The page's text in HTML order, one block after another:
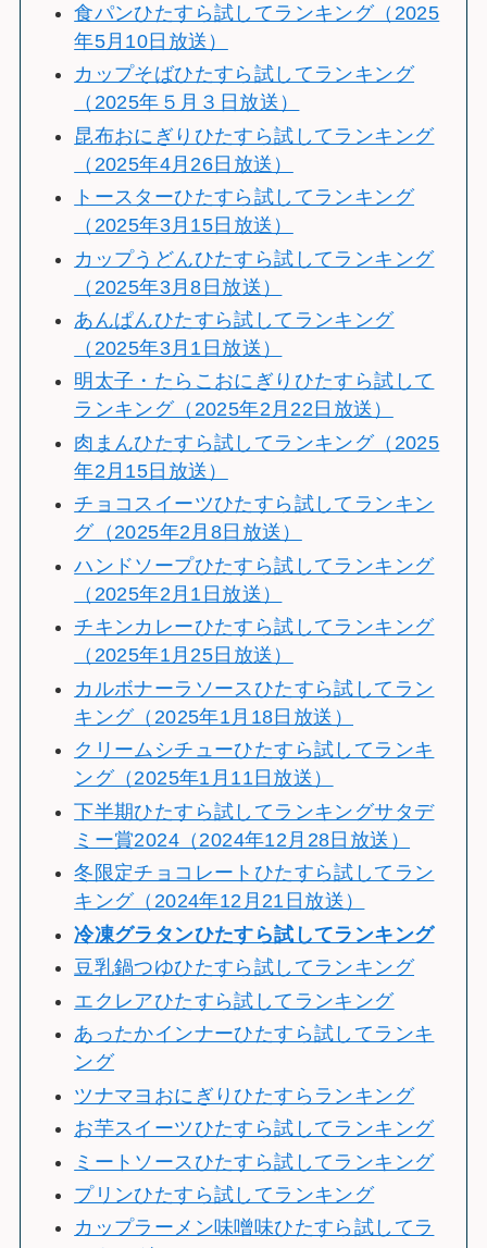
食パンひたすら試してランキング（2025
年5月10日放送）
カップそばひたすら試してランキング
（2025年５月３日放送）
昆布おにぎりひたすら試してランキング
（2025年4月26日放送）
トースターひたすら試してランキング
（2025年3月15日放送）
カップうどんひたすら試してランキング
（2025年3月8日放送）
あんぱんひたすら試してランキング
（2025年3月1日放送）
明太子・たらこおにぎりひたすら試して
ランキング（2025年2月22日放送）
肉まんひたすら試してランキング（2025
年2月15日放送）
チョコスイーツひたすら試してランキン
グ（2025年2月8日放送）
ハンドソープひたすら試してランキング
（2025年2月1日放送）
チキンカレーひたすら試してランキング
（2025年1月25日放送）
カルボナーラソースひたすら試してラン
キング（2025年1月18日放送）
クリームシチューひたすら試してランキ
ング（2025年1月11日放送）
下半期ひたすら試してランキングサタデ
ミー賞2024（2024年12月28日放送）
冬限定チョコレートひたすら試してラン
キング（2024年12月21日放送）
冷凍グラタンひたすら試してランキング
豆乳鍋つゆひたすら試してランキング
エクレアひたすら試してランキング
あったかインナーひたすら試してランキ
ング
ツナマヨおにぎりひたすらランキング
お芋スイーツひたすら試してランキング
ミートソースひたすら試してランキング
プリンひたすら試してランキング
カップラーメン味噌味ひたすら試してラ